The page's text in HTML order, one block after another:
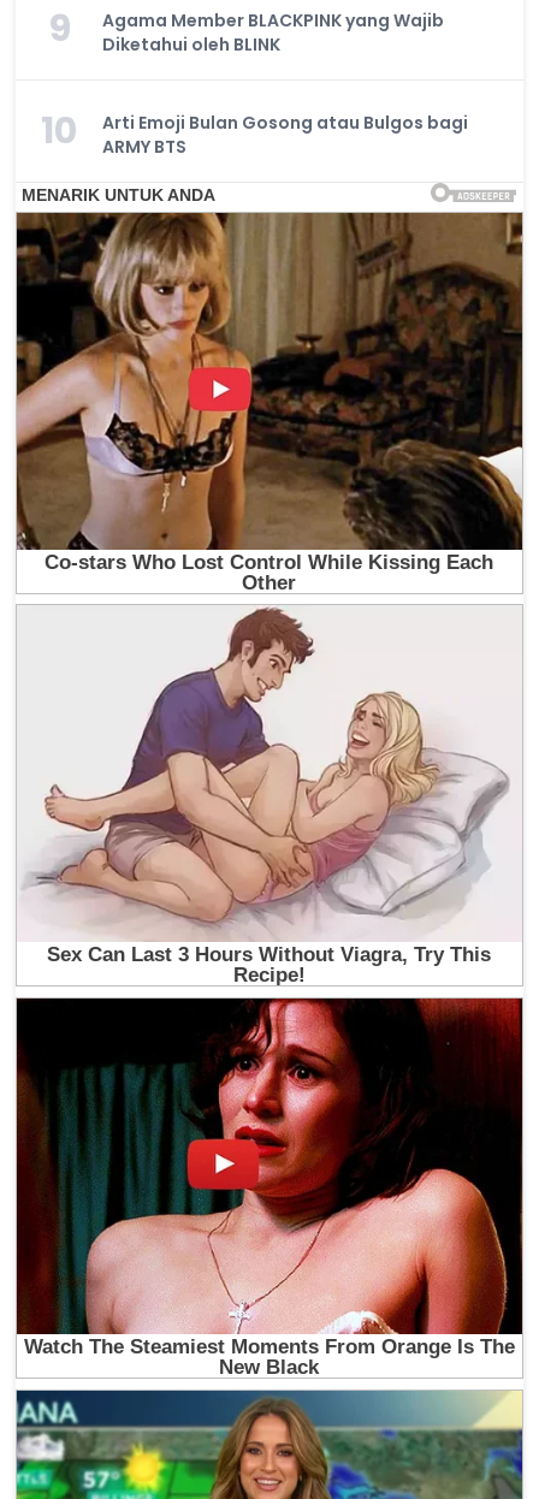
9
Agama Member BLACKPINK yang Wajib
Diketahui oleh BLINK
10
Arti Emoji Bulan Gosong atau Bulgos bagi
ARMY BTS